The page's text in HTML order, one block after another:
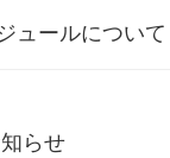
ュールについて
らせ